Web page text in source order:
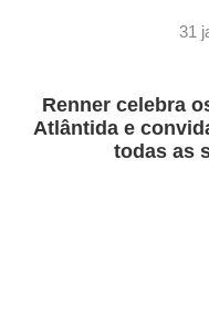
31
Renner celebra
Atlântida e
todas as